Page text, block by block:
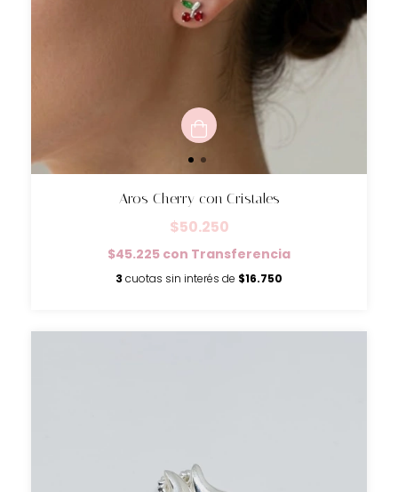
Aros Cherry con Cristales
$50.250
$45.225 con Transferencia
3 cuotas sin interés de $16.750